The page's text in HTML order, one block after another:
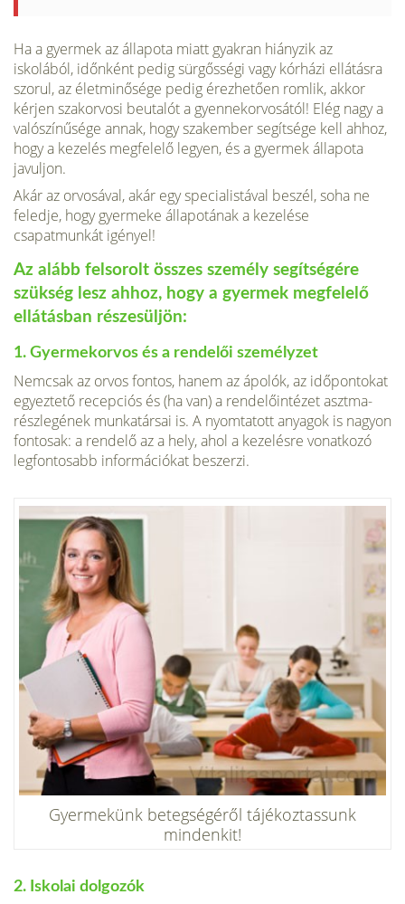
Ha a gyermek az állapota miatt gyakran hiányzik az
iskolából, időnként pedig sürgősségi vagy kórházi ellátásra
szorul, az életminősége pedig érezhetően romlik, akkor
kérjen szakorvosi beutalót a gyennekorvosától! Elég nagy a
valószínűsége annak, hogy szakember segítsége kell ahhoz,
hogy a kezelés megfelelő legyen, és a gyermek állapota
javuljon.
Akár az orvosával, akár egy specialistával beszél, soha ne
feledje, hogy gyermeke állapotának a kezelése
csapatmunkát igényel!
Az alább felsorolt összes személy segítségére
szükség lesz ahhoz, hogy a gyermek megfelelő
ellátásban részesüljön:
1. Gyermekorvos és a rendelői személyzet
Nemcsak az orvos fontos, hanem az ápolók, az időpontokat
egyeztető recepciós és (ha van) a rendelőintézet asztma­
részlegének munkatársai is. A nyomtatott anyagok is nagyon
fontosak: a rendelő az a hely, ahol a kezelésre vonatkozó
legfontosabb információkat beszerzi.
Gyermekünk betegségéről tájékoztassunk
mindenkit!
2. Iskolai dolgozók